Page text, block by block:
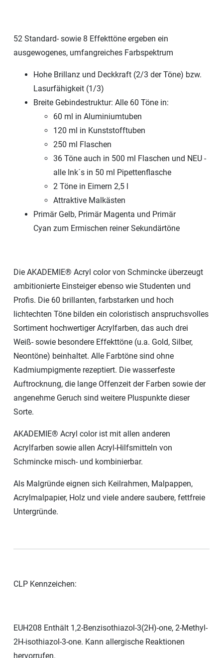
52 Standard- sowie 8 Effekttöne ergeben ein
ausgewogenes, umfangreiches Farbspektrum
Hohe Brillanz und Deckkraft (2/3 der Töne) bzw.
Lasurfähigkeit (1/3)
Breite Gebindestruktur: Alle 60 Töne in:
60 ml in Aluminiumtuben
120 ml in Kunststofftuben
250 ml Flaschen
36 Töne auch in 500 ml Flaschen und NEU -
alle Ink´s in 50 ml Pipettenflasche
2 Töne in Eimern 2,5 l
Attraktive Malkästen
Primär Gelb, Primär Magenta und Primär
Cyan zum Ermischen reiner Sekundärtöne
Die AKADEMIE® Acryl color von Schmincke überzeugt
ambitionierte Einsteiger ebenso wie Studenten und
Profis. Die 60 brillanten, farbstarken und hoch
lichtechten Töne bilden ein coloristisch anspruchsvolles
Sortiment hochwertiger Acrylfarben, das auch drei
Weiß- sowie besondere Effekttöne (u.a. Gold, Silber,
Neontöne) beinhaltet. Alle Farbtöne sind ohne
Kadmiumpigmente rezeptiert. Die wasserfeste
Auftrocknung, die lange Offenzeit der Farben sowie der
angenehme Geruch sind weitere Pluspunkte dieser
Sorte.
AKADEMIE® Acryl color ist mit allen anderen
Acrylfarben sowie allen Acryl-Hilfsmitteln von
Schmincke misch- und kombinierbar.
Als Malgründe eignen sich Keilrahmen, Malpappen,
Acrylmalpapier, Holz und viele andere saubere, fettfreie
Untergründe.
CLP Kennzeichen:
EUH208 Enthält 1,2-Benzisothiazol-3(2H)-one, 2-Methyl-
2H-isothiazol-3-one. Kann allergische Reaktionen
hervorrufen.